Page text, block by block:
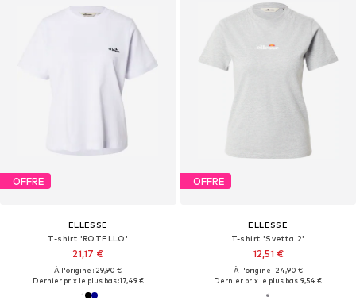
OFFRE
ELLESSE
T-shirt 'ROTELLO'
21,17 €
À l'origine : 29,90 €
Dernier prix le plus bas :17,49 €
OFFRE
ELLESSE
T-shirt 'Svetta 2'
12,51 €
À l'origine : 24,90 €
Dernier prix le plus bas :9,54 €